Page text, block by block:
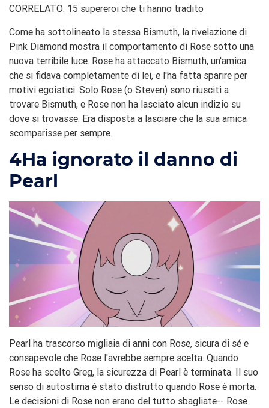
CORRELATO: 15 supereroi che ti hanno tradito
Come ha sottolineato la stessa Bismuth, la rivelazione di
Pink Diamond mostra il comportamento di Rose sotto una
nuova terribile luce. Rose ha attaccato Bismuth, un'amica
che si fidava completamente di lei, e l'ha fatta sparire per
motivi egoistici. Solo Rose (o Steven) sono riusciti a
trovare Bismuth, e Rose non ha lasciato alcun indizio su
dove si trovasse. Era disposta a lasciare che la sua amica
scomparisse per sempre.
4Ha ignorato il danno di
Pearl
Pearl ha trascorso migliaia di anni con Rose, sicura di sé e
consapevole che Rose l'avrebbe sempre scelta. Quando
Rose ha scelto Greg, la sicurezza di Pearl è terminata. Il suo
senso di autostima è stato distrutto quando Rose è morta.
Le decisioni di Rose non erano del tutto sbagliate-- Rose